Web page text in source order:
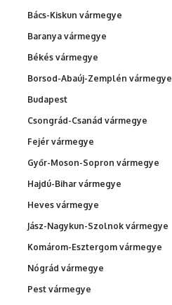
Bács-Kiskun vármegye
Baranya vármegye
Békés vármegye
Borsod-Abaúj-Zemplén vármegye
Budapest
Csongrád-Csanád vármegye
Fejér vármegye
Győr-Moson-Sopron vármegye
Hajdú-Bihar vármegye
Heves vármegye
Jász-Nagykun-Szolnok vármegye
Komárom-Esztergom vármegye
Nógrád vármegye
Pest vármegye